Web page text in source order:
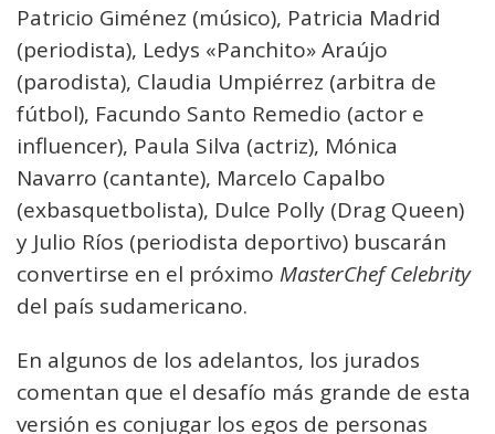
Patricio Giménez (músico), Patricia Madrid
(periodista), Ledys «Panchito» Araújo
(parodista), Claudia Umpiérrez (arbitra de
fútbol), Facundo Santo Remedio (actor e
influencer), Paula Silva (actriz), Mónica
Navarro (cantante), Marcelo Capalbo
(exbasquetbolista), Dulce Polly (Drag Queen)
y Julio Ríos (periodista deportivo) buscarán
convertirse en el próximo MasterChef Celebrity
del país sudamericano.
En algunos de los adelantos, los jurados
comentan que el desafío más grande de esta
versión es conjugar los egos de personas